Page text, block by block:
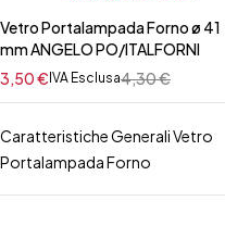
Vetro Portalampada Forno ø 41
mm ANGELO PO/ITALFORNI
4,30€
3,50€ IVA Esclusa
Caratteristiche Generali Vetro
Portalampada Forno